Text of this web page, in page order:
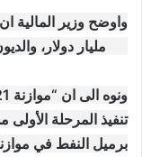
تنفيذ المرحلة
برميل النفط في موازنة 2021 يبلغ 41